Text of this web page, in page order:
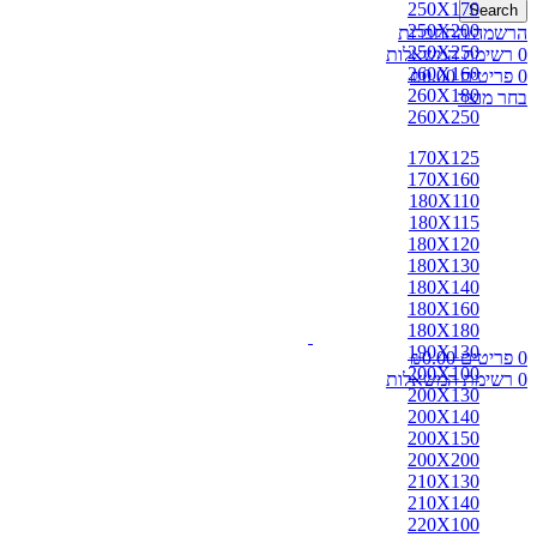
Search
הרשמה/התחברות
0 רשימת המשאלות
0 פריטים ₪0.00
בחר מוצר
0 פריטים ₪0.00
0 רשימת המשאלות
250X170
250X200
250X250
260X160
260X180
260X250
170X125
170X160
180X110
180X115
180X120
180X130
180X140
180X160
180X180
190X130
200X100
200X130
200X140
200X150
200X200
210X130
210X140
220X100